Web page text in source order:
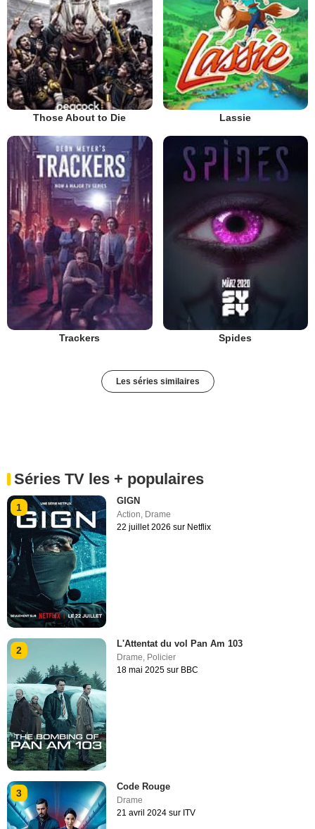
Those About to Die Lassie
Trackers Spides
Les séries similaires
Séries TV les + populaires
1
GIGN
Action Drame
22 juillet 2026 sur Netflix
2
L'Attentat du vol Pan Am 103
Drame, Policier
18 mai 2025 sur BBC
3
Code Rouge
Drame
21 avril 2024 sur ITV